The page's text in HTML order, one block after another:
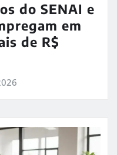
do SENAI e
em
de R$